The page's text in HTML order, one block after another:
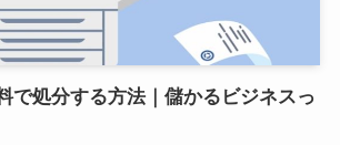
で処分する方法｜儲かるビジネスっ